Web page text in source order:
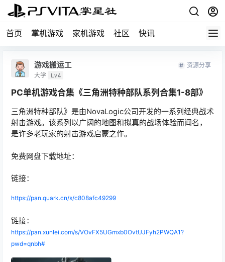
首页 掌机游戏 家机游戏 社区 快讯
游戏搬运工
大学 Lv4
资源分享
PC单机游戏合集《三角洲特种部队系列合集1-8部》
三角洲特种部队》是由NovaLogic公司开发的一系列经典战术
射击游戏。该系列以广阔的地图和拟真的战场体验而闻名，
是许多老玩家的射击游戏启蒙之作。
免费网盘下载地址：
链接：
https://pan.quark.cn/s/c808afc49299
链接：
https://pan.xunlei.com/s/VOvFX5UGmxb0OvtUJFyh2PWQA1?
pwd=qnbh#